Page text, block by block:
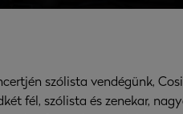
szólista vendégünk,
fél, szólista és zenekar,